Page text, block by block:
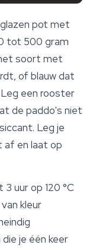
pot met
tot 500 gram
soort met
of blauw dat
een rooster
de paddo's niet
Leg je
af en laat op
uur op 120 °C
kleur
je één keer